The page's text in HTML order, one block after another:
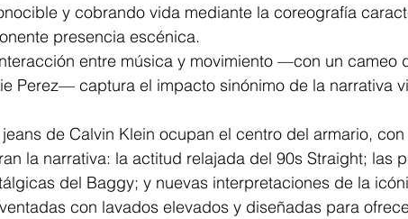
y cobrando vida mediante la coreografía
presencia escénica.
entre música y movimiento —con un cameo
Perez— captura el impacto sinónimo de la narrativa
de Calvin Klein ocupan el centro del armario,
la narrativa: la actitud relajada del 90s Straight; las
del Baggy; y nuevas interpretaciones de la
con lavados elevados y diseñadas para